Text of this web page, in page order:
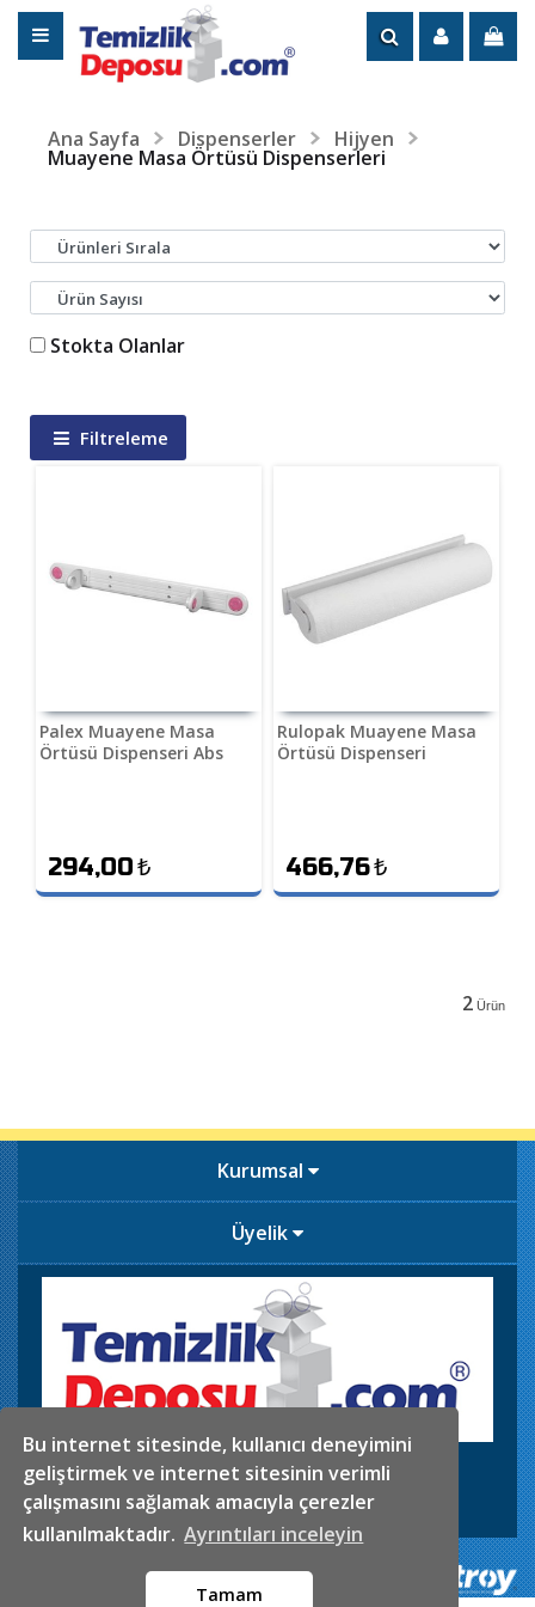
Bu internet sitesinde, kullanıcı deneyimini
geliştirmek ve internet sitesinin verimli
çalışmasını sağlamak amacıyla çerezler
kullanılmaktadır. Ayrıntıları inceleyin
Tamam
Ana Sayfa Dispenserler Hijyen
Muayene Masa Örtüsü Dispenserleri
Stokta Olanlar
Filtreleme
Palex Muayene Masa
Örtüsü Dispenseri Abs
294,00₺
Rulopak Muayene Masa
Örtüsü Dispenseri
466,76₺
2 Ürün
Kurumsal
Üyelik
İkitelli OSB. Sefaköy Sanayi Sitesi 5.Blok No:29-30
Telefon
Mail info@temizlikdeposu.com